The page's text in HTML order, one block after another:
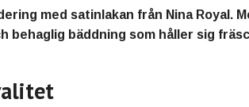
med satinlakan från Nina Royal .
behaglig bäddning som håller sig